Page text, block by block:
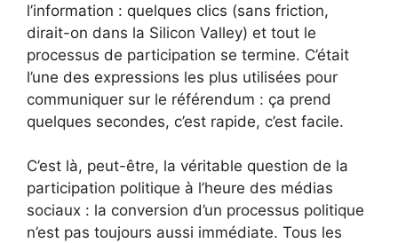
l’information : quelques clics (sans friction,
dirait-on dans la Silicon Valley) et tout le
processus de participation se termine. C’était
l’une des expressions les plus utilisées pour
communiquer sur le référendum : ça prend
quelques secondes, c’est rapide, c’est facile.
C’est là, peut-être, la véritable question de la
participation politique à l’heure des médias
sociaux : la conversion d’un processus politique
n’est pas toujours aussi immédiate. Tous les